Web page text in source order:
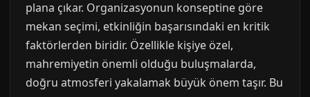
plana çıkar. Organizasyonun konseptine göre
mekan seçimi, etkinliğin başarısındaki en kritik
faktörlerden biridir. Özellikle kişiye özel,
mahremiyetin önemli olduğu buluşmalarda,
doğru atmosferi yakalamak büyük önem taşır. Bu